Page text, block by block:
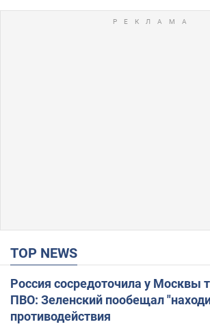
TOP NEWS
Россия сосредоточила у Москвы
ПВО: Зеленский пообещал
противодействия